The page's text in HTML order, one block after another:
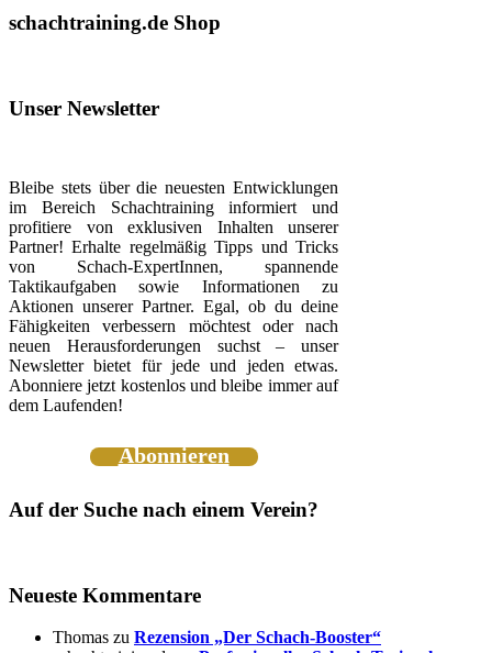
schachtraining.de Shop
Unser Newsletter
Bleibe stets über die neuesten Entwicklungen
im Bereich Schachtraining informiert und
profitiere von exklusiven Inhalten unserer
Partner! Erhalte regelmäßig Tipps und Tricks
von Schach-ExpertInnen, spannende
Taktikaufgaben sowie Informationen zu
Aktionen unserer Partner. Egal, ob du deine
Fähigkeiten verbessern möchtest oder nach
neuen Herausforderungen suchst – unser
Newsletter bietet für jede und jeden etwas.
Abonniere jetzt kostenlos und bleibe immer auf
dem Laufenden!
Abonnieren
Auf der Suche nach einem Verein?
Neueste Kommentare
Thomas zu Rezension „Der Schach-Booster“